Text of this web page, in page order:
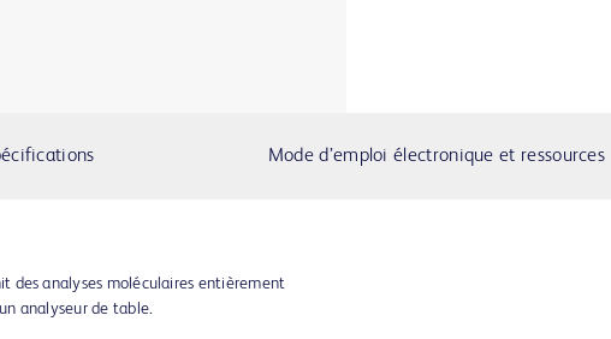
Mode d’emploi électronique et ressources
des analyses moléculaires entièrement
analyseur de table.